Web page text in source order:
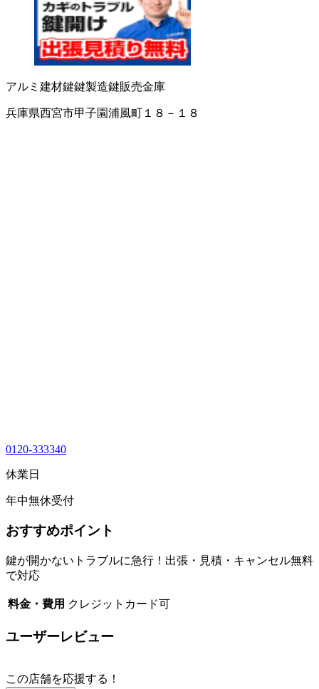
アルミ建材鍵鍵製造鍵販売金庫
兵庫県西宮市甲子園浦風町１８－１８
0120-333340
休業日
年中無休受付
おすすめポイント
鍵が開かないトラブルに急行！出張・見積・キャンセル無料
で対応
料金・費用 クレジットカード可
ユーザーレビュー
この店舗を応援する！